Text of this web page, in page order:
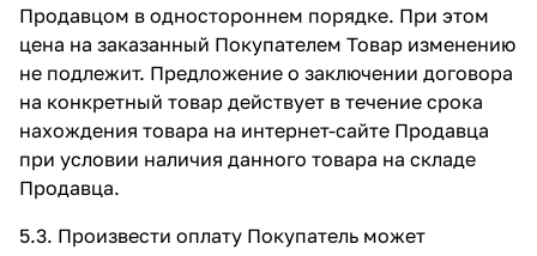
Продавцом в одностороннем порядке. При этом
цена на заказанный Покупателем Товар изменению
не подлежит. Предложение о заключении договора
на конкретный товар действует в течение срока
нахождения товара на интернет-сайте Продавца
при условии наличия данного товара на складе
Продавца.
5.3. Произвести оплату Покупатель может